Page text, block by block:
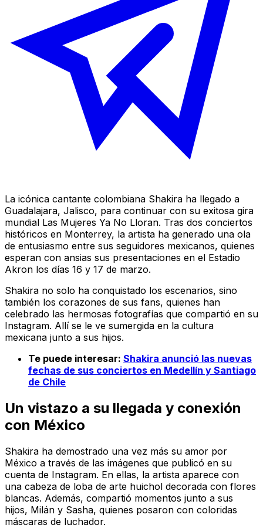
La icónica cantante colombiana Shakira ha llegado a
Guadalajara, Jalisco, para continuar con su exitosa gira
mundial Las Mujeres Ya No Lloran. Tras dos conciertos
históricos en Monterrey, la artista ha generado una ola
de entusiasmo entre sus seguidores mexicanos, quienes
esperan con ansias sus presentaciones en el Estadio
Akron los días 16 y 17 de marzo.
Shakira no solo ha conquistado los escenarios, sino
también los corazones de sus fans, quienes han
celebrado las hermosas fotografías que compartió en su
Instagram. Allí se le ve sumergida en la cultura
mexicana junto a sus hijos.
Te puede interesar: Shakira anunció las nuevas
fechas de sus conciertos en Medellín y Santiago
de Chile
Un vistazo a su llegada y conexión
con México
Shakira ha demostrado una vez más su amor por
México a través de las imágenes que publicó en su
cuenta de Instagram. En ellas, la artista aparece con
una cabeza de loba de arte huichol decorada con flores
blancas. Además, compartió momentos junto a sus
hijos, Milán y Sasha, quienes posaron con coloridas
máscaras de luchador.